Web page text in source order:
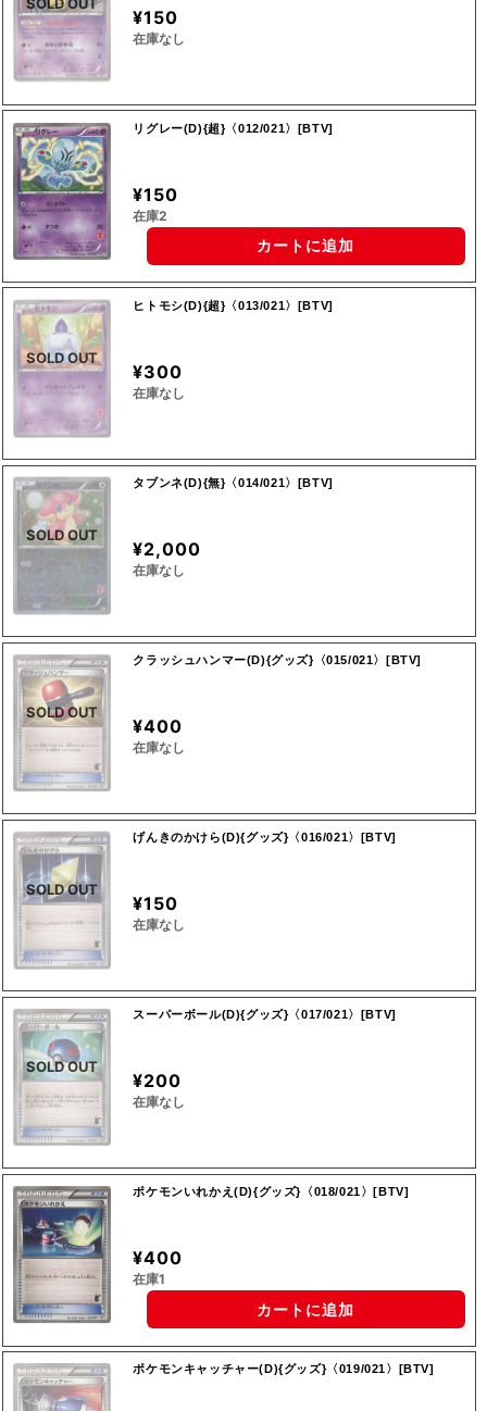
¥150
在庫なし
リグレー(D){超}〈012/021〉[BTV]
¥150
在庫2
カートに追加
SOLD OUT
ヒトモシ(D){超}〈013/021〉[BTV]
¥300
在庫なし
SOLD OUT
タブンネ(D){無}〈014/021〉[BTV]
¥2,000
在庫なし
SOLD OUT
クラッシュハンマー(D){グッズ}〈015/021〉[BTV]
¥400
在庫なし
SOLD OUT
げんきのかけら(D){グッズ}〈016/021〉[BTV]
¥150
在庫なし
SOLD OUT
スーパーボール(D){グッズ}〈017/021〉[BTV]
¥200
在庫なし
ポケモンいれかえ(D){グッズ}〈018/021〉[BTV]
¥400
在庫1
カートに追加
ポケモンキャッチャー(D){グッズ}〈019/021〉[BTV]